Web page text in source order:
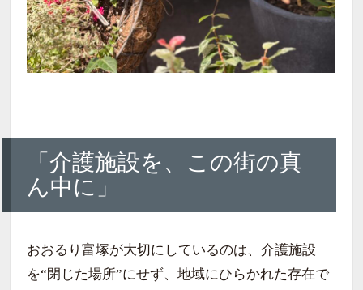
「介護施設を、この街の真
ん中に」
おおるり富塚が大切にしているのは、介護施設
を“閉じた場所”にせず、地域にひらかれた存在で